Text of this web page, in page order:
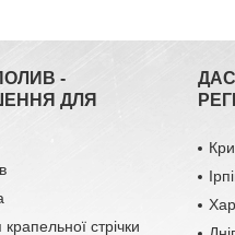
-
ДЛЯ
стрічки